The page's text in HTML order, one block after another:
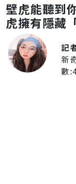
壁虎能聽到
虎擁有隱藏
記
新
數: